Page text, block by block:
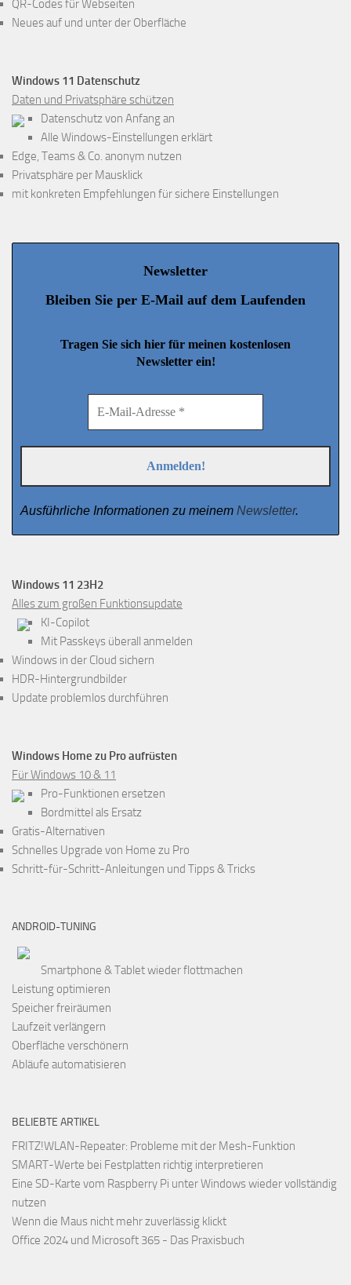
QR-Codes für Webseiten
Neues auf und unter der Oberfläche
Windows 11 Datenschutz
Daten und Privatsphäre schützen
Datenschutz von Anfang an
Alle Windows-Einstellungen erklärt
Edge, Teams & Co. anonym nutzen
Privatsphäre per Mausklick
mit konkreten Empfehlungen für sichere Einstellungen
Newsletter
Bleiben Sie per E-Mail auf dem Laufenden
Tragen Sie sich hier für meinen kostenlosen
Newsletter ein!
Ausführliche Informationen zu meinem Newsletter.
Windows 11 23H2
Alles zum großen Funktionsupdate
KI-Copilot
Mit Passkeys überall anmelden
Windows in der Cloud sichern
HDR-Hintergrundbilder
Update problemlos durchführen
Windows Home zu Pro aufrüsten
Für Windows 10 & 11
Pro-Funktionen ersetzen
Bordmittel als Ersatz
Gratis-Alternativen
Schnelles Upgrade von Home zu Pro
Schritt-für-Schritt-Anleitungen und Tipps & Tricks
ANDROID-TUNING
Smartphone & Tablet wieder flottmachen
Leistung optimieren
Speicher freiräumen
Laufzeit verlängern
Oberfläche verschönern
Abläufe automatisieren
BELIEBTE ARTIKEL
FRITZ!WLAN-Repeater: Probleme mit der Mesh-Funktion
SMART-Werte bei Festplatten richtig interpretieren
Eine SD-Karte vom Raspberry Pi unter Windows wieder vollständig
nutzen
Wenn die Maus nicht mehr zuverlässig klickt
Office 2024 und Microsoft 365 - Das Praxisbuch